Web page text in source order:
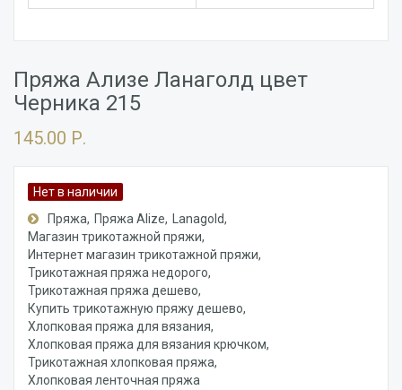
Пряжа Ализе Ланаголд цвет
Черника 215
145.00 Р.
Нет в наличии
Пряжа
Пряжа Alize
Lanagold
Магазин трикотажной пряжи
Интернет магазин трикотажной пряжи
Трикотажная пряжа недорого
Трикотажная пряжа дешево
Купить трикотажную пряжу дешево
Хлопковая пряжа для вязания
Хлопковая пряжа для вязания крючком
Трикотажная хлопковая пряжа
Хлопковая ленточная пряжа